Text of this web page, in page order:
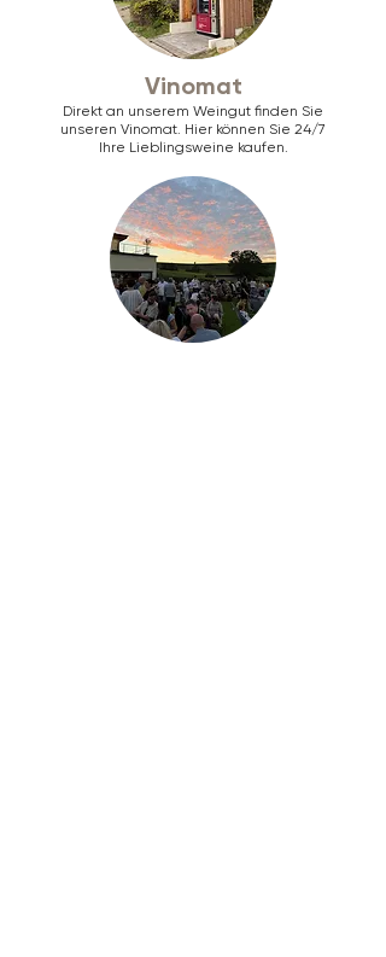
Vinomat
Direkt an unserem Weingut finden Sie
unseren Vinomat. Hier können Sie 24/7
Ihre Lieblingsweine kaufen.